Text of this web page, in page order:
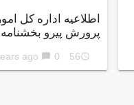
اطلاعیه اداره کل
پرورش پیرو بخشنامه 710/4
access_time
56 years ago
chat_bubble 0